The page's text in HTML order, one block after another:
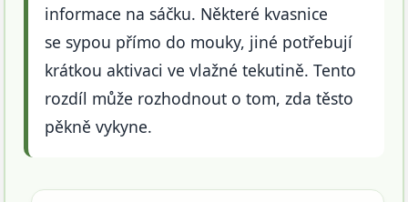
informace na sáčku. Některé kvasnice
se sypou přímo do mouky, jiné potřebují
krátkou aktivaci ve vlažné tekutině. Tento
rozdíl může rozhodnout o tom, zda těsto
pěkně vykyne.